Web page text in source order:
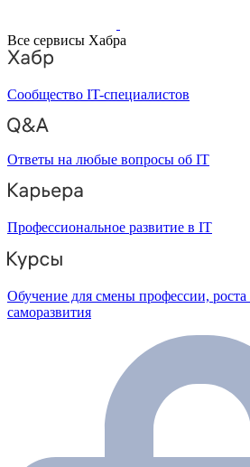
Все сервисы Хабра
Сообщество IT-специалистов
Ответы на любые вопросы об IT
Профессиональное развитие в IT
Обучение для смены профессии, роста
саморазвития